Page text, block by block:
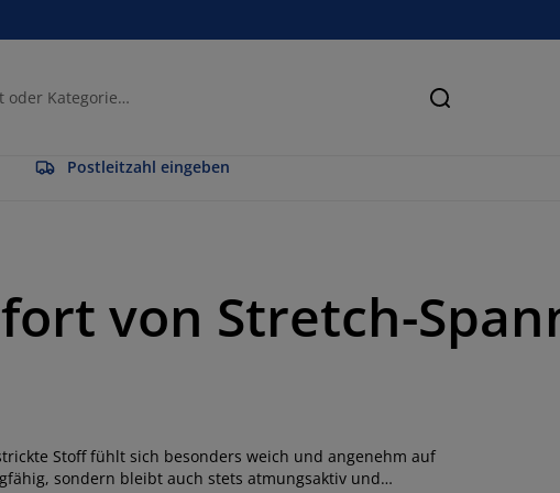
Suchen
Postleitzahl eingeben
von Stretch-
Stoff fühlt sich besonders weich und angenehm auf
sondern bleibt auch stets atmungsaktiv und